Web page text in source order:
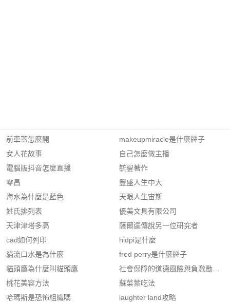
前車蓋怎麼開
女人花故事
電腦版抖音怎麼直播
零昌
海水為什麼是藍色
姓氏排列表
天津津塔多高
cad如何列印
貓流口水是為什麼
貓頭鷹為什麼叫貓頭鷹
桃花美容方法
哈瑪斯是恐怖組織嗎
makeupmiracle是什麼牌子
自己怎麼做主播
毓鋆著作
豐盛人生中大
天眼人生宙斯
優美文具有限公司
薩爾達傳說另一位研究者
hidpi是什麼
fred perry是什麼牌子
社會保障的道德風險與負激勵問題
蘇菜葉吃法
laughter land攻略